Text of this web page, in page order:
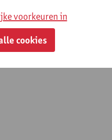
in zijn totaliteit benaderd te
worden.
voorkeuren in
cookies